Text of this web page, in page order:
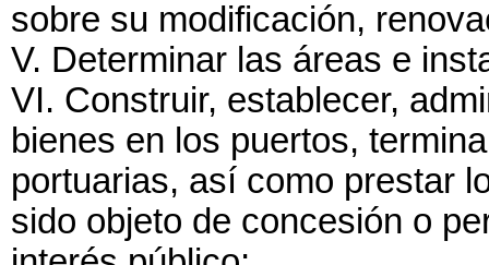
sobre su modificación,
V. Determinar las áreas e
VI. Construir, establecer,
bienes en los puertos,
portuarias, así como prestar
sido objeto de concesión o